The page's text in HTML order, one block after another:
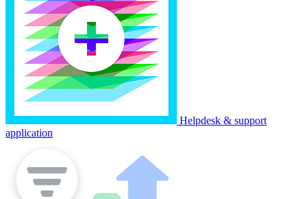
Helpdesk & support
application